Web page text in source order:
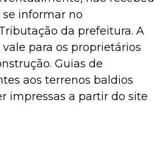
informar no
da prefeitura. A
para os proprietários
Guias de
aos terrenos baldios
impressas a partir do site